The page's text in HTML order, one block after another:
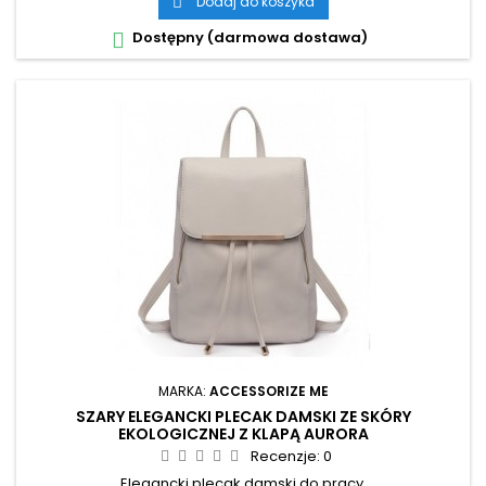
 Dostępny (darmowa dostawa)
MARKA: ACCESSORIZE ME
SZARY ELEGANCKI PLECAK DAMSKI ZE SKÓRY
EKOLOGICZNEJ Z KLAPĄ AURORA
Recenzje: 0